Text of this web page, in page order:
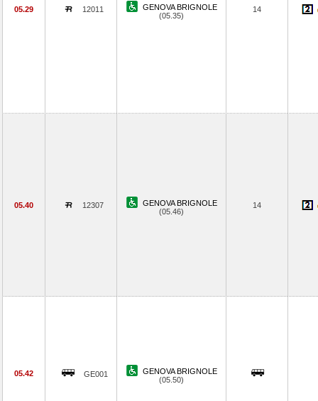
05.29 12011
GENOVA BRIGNOLE
(05.35)
14
05.40 12307
GENOVA BRIGNOLE
(05.46)
14
05.42 GE001
GENOVA BRIGNOLE
(05.50)